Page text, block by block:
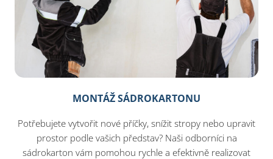
MONTÁŽ SÁDROKARTONU
Potřebujete vytvořit nové příčky, snížit stropy nebo upravit
prostor podle vašich představ? Naši odborníci na
sádrokarton vám pomohou rychle a efektivně realizovat